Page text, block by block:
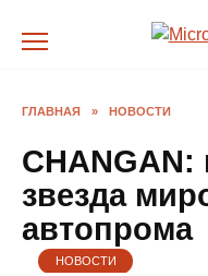
ГЛАВНАЯ » НОВОСТИ
звезда
автопрома
НОВОСТИ